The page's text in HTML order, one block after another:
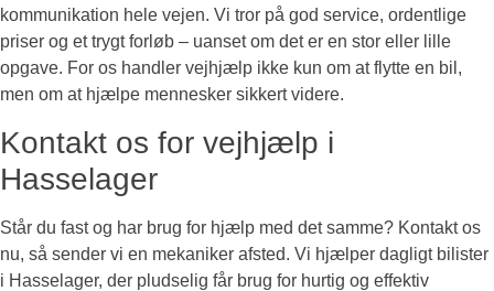
kommunikation hele vejen. Vi tror på god service, ordentlige
priser og et trygt forløb – uanset om det er en stor eller lille
opgave. For os handler vejhjælp ikke kun om at flytte en bil,
men om at hjælpe mennesker sikkert videre.
Kontakt os for vejhjælp i
Hasselager
Står du fast og har brug for hjælp med det samme? Kontakt os
nu, så sender vi en mekaniker afsted. Vi hjælper dagligt bilister
i Hasselager, der pludselig får brug for hurtig og effektiv